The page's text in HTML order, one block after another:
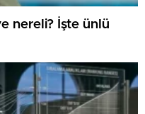
nereli? İşte ünlü